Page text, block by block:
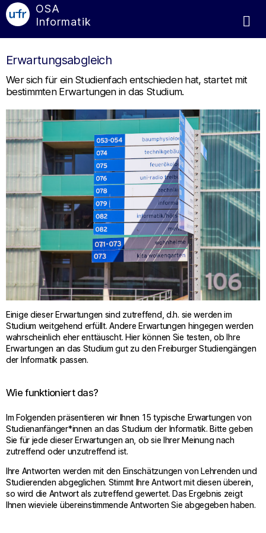
OSA
Informatik
Erwartungsabgleich
Wer sich für ein Studienfach entschieden hat, startet mit
bestimmten Erwartungen in das Studium.
Einige dieser Erwartungen sind zutreffend, d.h. sie werden im
Studium weitgehend erfüllt. Andere Erwartungen hingegen werden
wahrscheinlich eher enttäuscht. Hier können Sie testen, ob Ihre
Erwartungen an das Studium gut zu den Freiburger Studiengängen
der Informatik passen.
Wie funktioniert das?
Im Folgenden präsentieren wir Ihnen 15 typische Erwartungen von
Studienanfänger*innen an das Studium der Informatik. Bitte geben
Sie für jede dieser Erwartungen an, ob sie Ihrer Meinung nach
zutreffend oder unzutreffend ist.
Ihre Antworten werden mit den Einschätzungen von Lehrenden und
Studierenden abgeglichen. Stimmt Ihre Antwort mit diesen überein,
so wird die Antwort als zutreffend gewertet. Das Ergebnis zeigt
Ihnen wieviele übereinstimmende Antworten Sie abgegeben haben.